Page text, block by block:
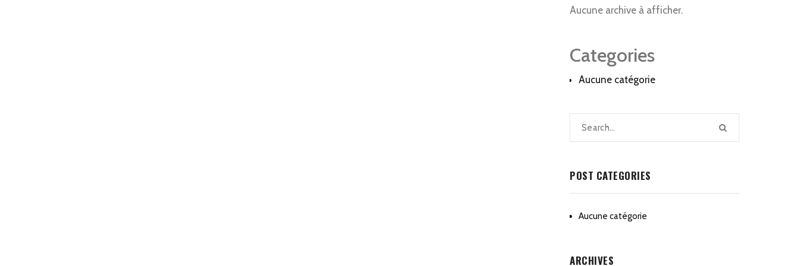
Aucune archive à afficher.
Categories
Aucune catégorie
POST CATEGORIES
Aucune catégorie
ARCHIVES